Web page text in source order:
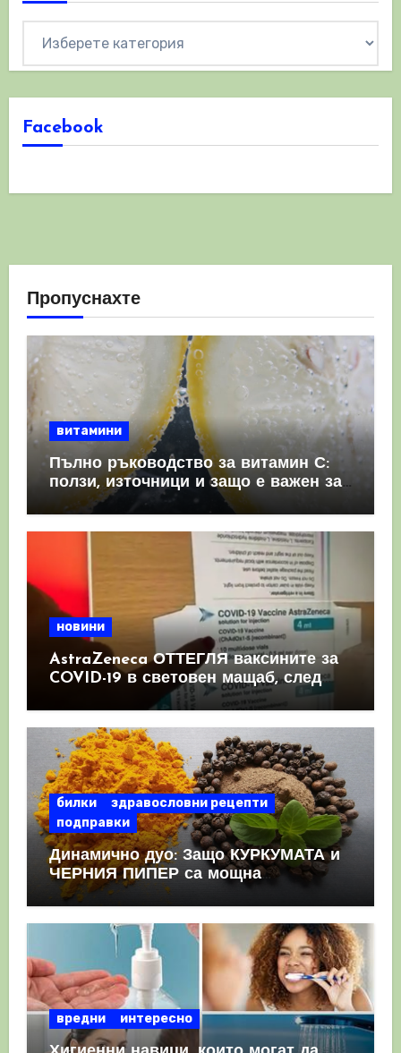
Facebook
Пропуснахте
витамини
Пълно ръководство за витамин С:
ползи, източници и защо е важен за
имунната система
новини
AstraZeneca ОТТЕГЛЯ ваксините за
COVID-19 в световен мащаб, след
като призна, че те причиняват
КРЪВНИ съсиреци
билки
здравословни рецепти
подправки
Динамично дуо: Защо КУРКУМАТА и
ЧЕРНИЯ ПИПЕР са мощна
комбинация
вредни интересно